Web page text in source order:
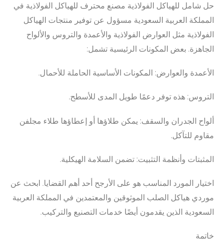
حل شامل للهياكل الفولاذية مصنع محترف للهياكل الفولاذية في
المملكة العربية السعودية مسؤول عن توفير منتجات الهياكل
الفولاذية مثل العوارض الفولاذية والأعمدة والتروس والألواح
الجاهزة. بعض المكونات الرئيسية تشمل:
الأعمدة والعوارض: المكونات الأساسية الحاملة للأحمال.
التروس: هذه توفر دعمًا طويل المدى للأسطح.
ألواح الجدران والسقف: يمكن طلاؤها أو إعطاؤها طلاء مجلفن
مقاوم للتآكل.
المثبتات وأنظمة التثبيت: تضمن السلامة الهيكلية.
اختيار المورد المناسب هو على الأرجح أحد أهم القضايا. ابحث عن
موردي هياكل الصلب الموثوقين والمعتمدين في المملكة العربية
السعودية الذين يقدمون أيضًا خدمات التصنيع والتركيب.
خاتمة